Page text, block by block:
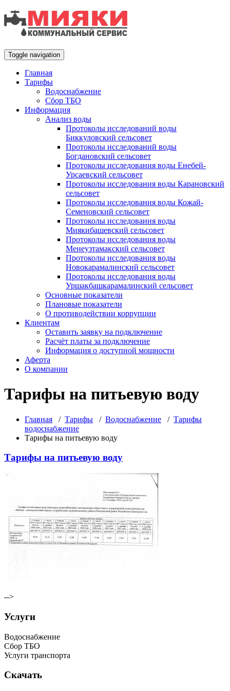
Toggle navigation
Главная
Тарифы
Водоснабжение
Сбор ТБО
Информация
Анализ воды
Протоколы исследований воды
Биккуловский сельсовет
Протоколы исследований воды
Богдановский сельсовет
Протоколы исследования воды Енебей-
Урсаевский сельсовет
Протоколы исследования воды Карановский
сельсовет
Протоколы исследования воды Кожай-
Семеновский сельсовет
Протоколы исследования воды
Миякибашевский сельсовет
Протоколы исследования воды
Менеузтамакский сельсовет
Протоколы исследования воды
Новокарамалинский сельсовет
Протоколы исследования воды
Уршакбашкарамалинский сельсовет
Основные показатели
Плановые показатели
О противодействии коррупции
Клиентам
Оставить заявку на подключение
Расчёт платы за подключение
Информация о доступной мощности
Аферта
О компании
Тарифы на питьевую воду
Главная / Тарифы / Водоснабжение / Тарифы
водоснабжение
Тарифы на питьевую воду
Тарифы на питьевую воду
-->
Услуги
Водоснабжение
Сбор ТБО
Услуги транспорта
Скачать